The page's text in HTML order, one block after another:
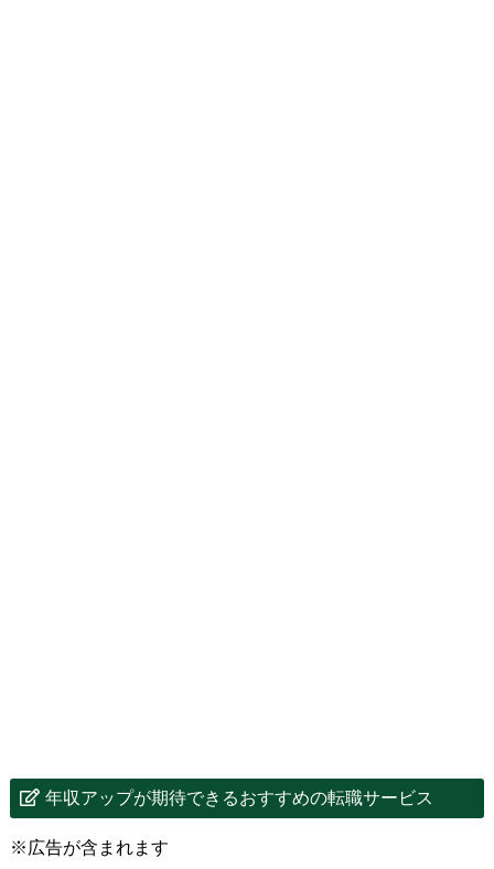
年収アップが期待できるおすすめの転職サービス
※広告が含まれます